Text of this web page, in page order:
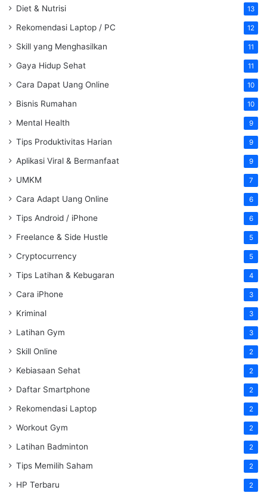
Diet & Nutrisi 13
Rekomendasi Laptop / PC 12
Skill yang Menghasilkan 11
Gaya Hidup Sehat 11
Cara Dapat Uang Online 10
Bisnis Rumahan 10
Mental Health 9
Tips Produktivitas Harian 9
Aplikasi Viral & Bermanfaat 9
UMKM 7
Cara Adapt Uang Online 6
Tips Android / iPhone 6
Freelance & Side Hustle 5
Cryptocurrency 5
Tips Latihan & Kebugaran 4
Cara iPhone 3
Kriminal 3
Latihan Gym 3
Skill Online 2
Kebiasaan Sehat 2
Daftar Smartphone 2
Rekomendasi Laptop 2
Workout Gym 2
Latihan Badminton 2
Tips Memilih Saham 2
HP Terbaru 2